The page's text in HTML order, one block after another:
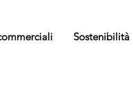
Sostenibilità